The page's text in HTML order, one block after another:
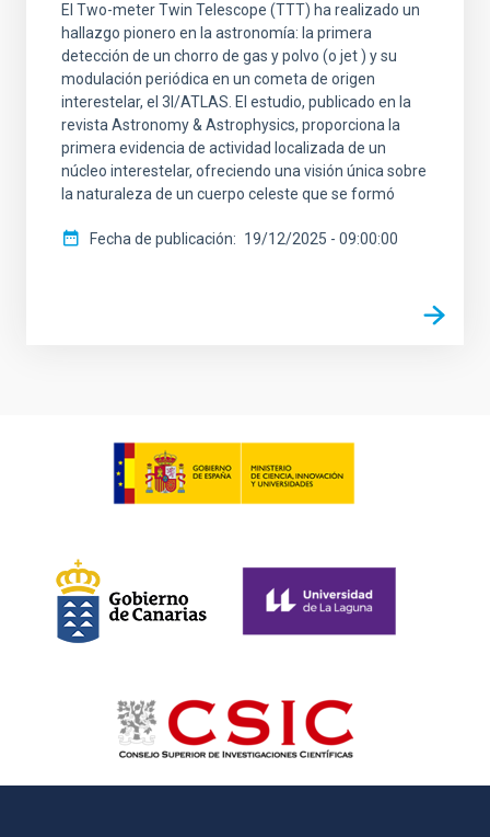
El Two-meter Twin Telescope (TTT) ha realizado un
hallazgo pionero en la astronomía: la primera
detección de un chorro de gas y polvo (o jet ) y su
modulación periódica en un cometa de origen
interestelar, el 3I/ATLAS. El estudio, publicado en la
revista Astronomy & Astrophysics, proporciona la
primera evidencia de actividad localizada de un
núcleo interestelar, ofreciendo una visión única sobre
la naturaleza de un cuerpo celeste que se formó
Fecha de publicación 19/12/2025 - 09:00:00